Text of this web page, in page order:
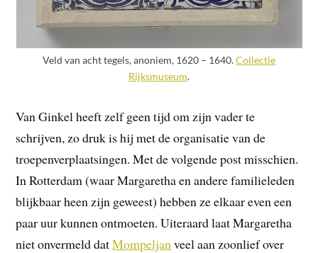
Veld van acht tegels, anoniem, 1620 – 1640.Collectie
Rijksmuseum.
Van Ginkel heeft zelf geen tijd om zijn vader te
schrijven, zo druk is hij met de organisatie van de
troepenverplaatsingen. Met de volgende post misschien.
In Rotterdam (waar Margaretha en andere familieleden
blijkbaar heen zijn geweest) hebben ze elkaar even een
paar uur kunnen ontmoeten. Uiteraard laat Margaretha
niet onvermeld datMompeljan veel aan zoonlief over